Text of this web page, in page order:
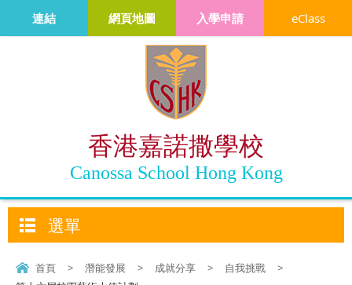
香港嘉諾撒學校
Canossa School Hong Kong
連結 網頁地圖 入學申請 eClass
選單
首頁 > 潛能發展 > 成就分享 > 自我挑戰
>